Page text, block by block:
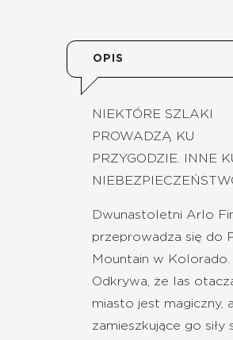
OPIS
NIEKTÓRE SZLAKI
PROWADZĄ KU
PRZYGODZIE. INNE
Dwunastoletni Arlo
przeprowadza się do
Mountain w Kolorado.
Odkrywa, że las
miasto jest magiczny, a
zamieszkujące go siły